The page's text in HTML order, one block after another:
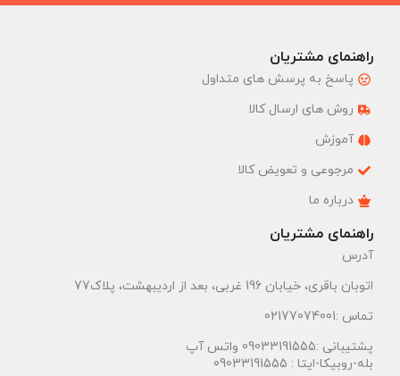
راهنمای مشتریان
پاسخ به پرسش های متداول
روش های ارسال کالا
آموزش
مرجوعی و تعویض کالا
درباره ما
راهنمای مشتریان
آدرس
اتوبان باقری، خیابان 196 غربی، بعد از اردیبهشت، پلاک77
تماس :02177074001
پشتیبانی :09033191555 واتس آپ
بله-روبیکا-ایتا : 09033191555